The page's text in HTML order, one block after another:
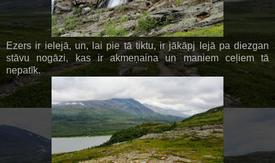
Ezers ir ielejā, un, lai pie tā tiktu, ir jākāpj lejā pa diezgan
stāvu nogāzi, kas ir akmeņaina un maniem ceļiem tā
nepatīk.